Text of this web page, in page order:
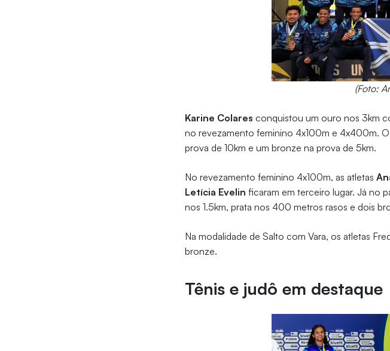
(Foto:
Karine Colaresconquistou um ouro nos 3km
no revezamento feminino 4x100m e 4x400m.
prova de 10km e um bronze na prova de 5km.
No revezamento feminino 4x100m, as atletas
Letícia Evelin ficaram em terceiro lugar. Já no
nos 1.5km, prata nos 400 metros rasos e dois
Na modalidade de Salto com Vara, os atletas
bronze.
Tênis e judô em destaque